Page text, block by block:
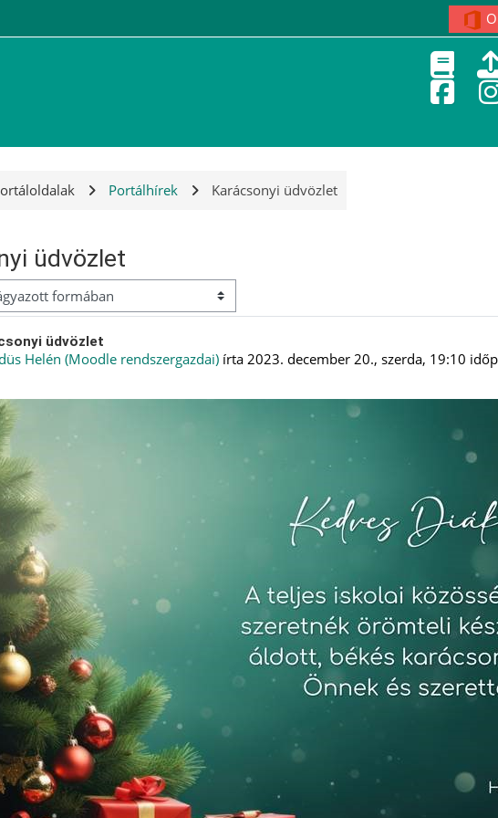
Portálhírek Karácsonyi üdvözlet
üdvözlet
üdvözlet
Helén (Moodle rendszergazdai)írta 2023. december 20., szerda, 19:10
szám: 0